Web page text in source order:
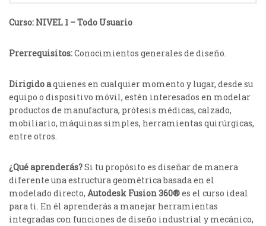
Curso: NIVEL 1 – Todo Usuario
Prerrequisitos:Conocimientos generales de diseño.
Dirigido aquienes en cualquier momento y lugar, desde su
equipo o dispositivo móvil, estén interesados en modelar
productos de manufactura, prótesis médicas, calzado,
mobiliario, máquinas simples, herramientas quirúrgicas,
entre otros.
¿Qué aprenderás?Si tu propósito es diseñar de manera
diferente una estructura geométrica basada en el
modelado directo, Autodesk Fusion 360®es el curso ideal
para ti. En él aprenderás a manejar herramientas
integradas con funciones de diseño industrial y mecánico,